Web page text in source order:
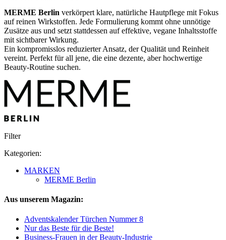
MERME Berlin verkörpert klare, natürliche Hautpflege mit Fokus
auf reinen Wirkstoffen. Jede Formulierung kommt ohne unnötige
Zusätze aus und setzt stattdessen auf effektive, vegane Inhaltsstoffe
mit sichtbarer Wirkung.
Ein kompromisslos reduzierter Ansatz, der Qualität und Reinheit
vereint. Perfekt für all jene, die eine dezente, aber hochwertige
Beauty-Routine suchen.
Filter
Kategorien:
MARKEN
MERME Berlin
Aus unserem Magazin:
Adventskalender Türchen Nummer 8
Nur das Beste für die Beste!
Business-Frauen in der Beauty-Industrie